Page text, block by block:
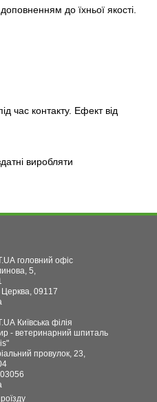
до їхньої якості.
час контакту. Ефект від
виробляти
головний офіс
5,
Церква, 09117
Київська філія
- ветеринарний шпиталь
провулок, 23,